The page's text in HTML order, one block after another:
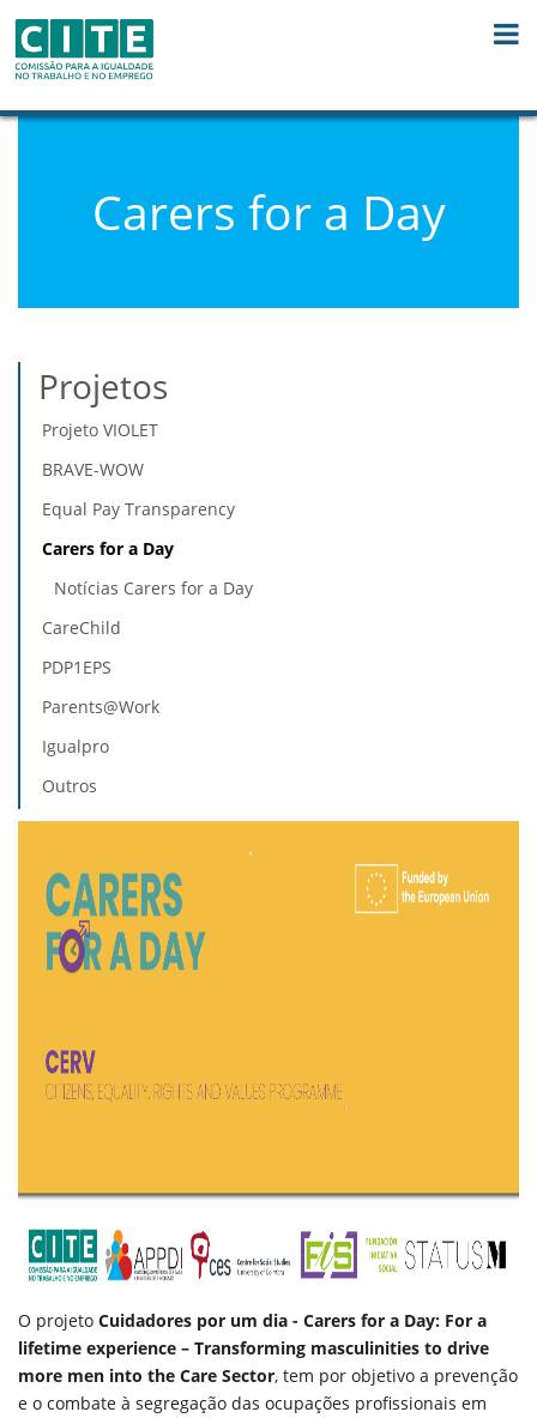
Carers for a Day
Projetos
Projeto VIOLET
BRAVE-WOW
Equal Pay Transparency
Carers for a Day
Notícias Carers for a Day
CareChild
PDP1EPS
Parents@Work
Igualpro
Outros
O projeto Cuidadores por um dia - Carers for a Day: For a
lifetime experience – Transforming masculinities to drive
more men into the Care Sector, tem por objetivo a prevenção
e o combate à segregação das ocupações profissionais em